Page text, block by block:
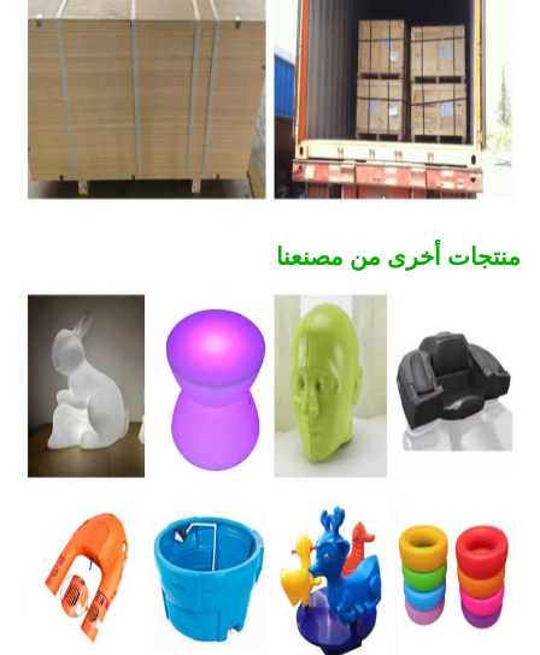
منتجات أخرى من مصنعنا